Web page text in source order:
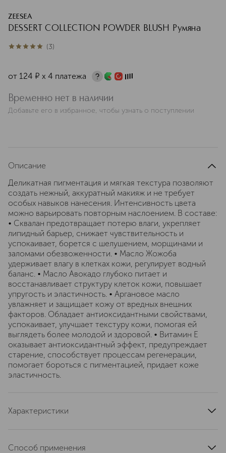
ZEESEA
DESSERT COLLECTION POWDER BLUSH Румяна
5из 53 (3)
от 124 ¤ х 4 платежа
Временно нет в наличии
Добавьте его в избранное, чтобы узнать о поступлении
Описание
Деликатная пигментация и мягкая текстура позволяют
создать нежный, аккуратный макияж и не требует
особых навыков нанесения. Интенсивность цвета
можно варьировать повторным наслоением. В составе:
• Сквалан предотвращает потерю влаги, укрепляет
липидный барьер, снижает чувствительность и
успокаивает, борется с шелушением, морщинами и
заломами обезвоженности. • Масло Жожоба
удерживает влагу в клетках кожи, регулирует водный
баланс. • Масло Авокадо глубоко питает и
восстанавливает структуру клеток кожи, повышает
упругость и эластичность. • Аргановое масло
увлажняет и защищает кожу от вредных внешних
факторов. Обладает антиоксидантными свойствами,
успокаивает, улучшает текстуру кожи, помогая ей
выглядеть более молодой и здоровой. • Витамин Е
оказывает антиоксидантный эффект, предупреждает
старение, способствует процессам регенерации,
помогает бороться с пигментацией, придает коже
эластичность.
Характеристики
Способ применения